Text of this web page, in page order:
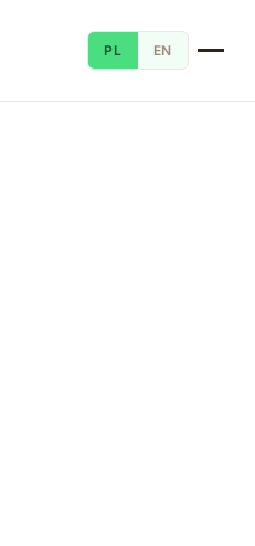
PL EN